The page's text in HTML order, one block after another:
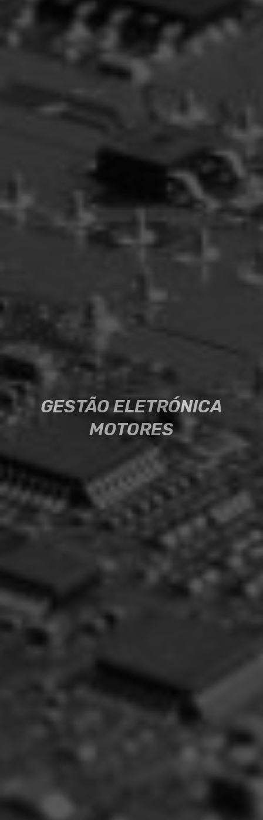
GESTÃO ELETRÓNICA
MOTORES
GESTÃO ELETRÓNICA
MOTORES